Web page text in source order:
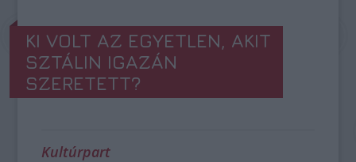
KI VOLT AZ EGYETLEN, AKIT
SZTÁLIN IGAZÁN
SZERETETT?
Kultúrpart